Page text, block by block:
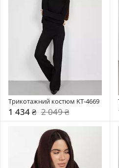
Трикотажний костюм KT-4669
1 434 ₴ 2 049 ₴